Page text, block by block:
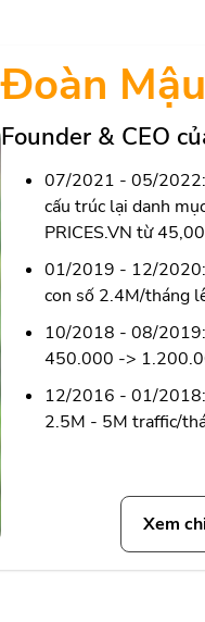
Đoàn
Founder & CEO
07/2021 - 05/2022:
cấu trúc lại danh
PRICES.VN từ
01/2019 - 12/2020:
con số 2.4M/tháng
10/2018 - 08/2019:
450.000 ->
12/2016 - 01/2018:
2.5M - 5M traffic/
Xem